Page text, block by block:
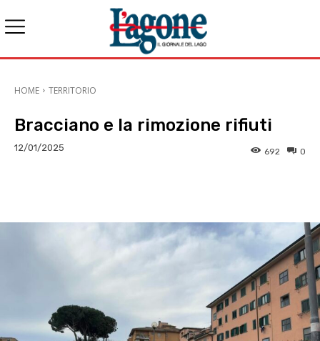
HOME TERRITORIO
Bracciano e la rimozione rifiuti
12/01/2025 0
692